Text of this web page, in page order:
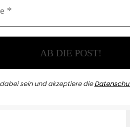
sein und akzeptiere die